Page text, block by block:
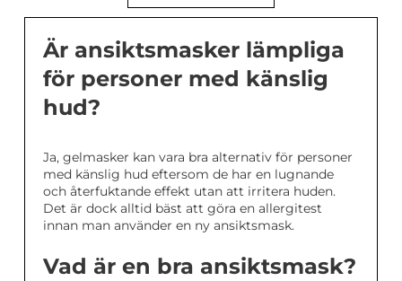
Är ansiktsmasker lämpliga
för personer med känslig
hud?
Ja, gelmasker kan vara bra alternativ för personer
med känslig hud eftersom de har en lugnande
och återfuktande effekt utan att irritera huden.
Det är dock alltid bäst att göra en allergitest
innan man använder en ny ansiktsmask.
Vad är en bra ansiktsmask?